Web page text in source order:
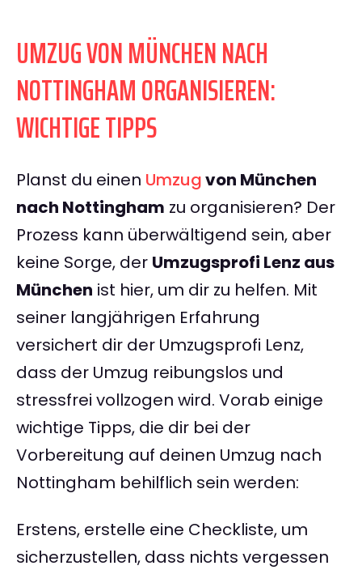
UMZUG VON MÜNCHEN NACH
NOTTINGHAM ORGANISIEREN:
WICHTIGE TIPPS
Planst du einen Umzugvon München
nach Nottingham zu organisieren? Der
Prozess kann überwältigend sein, aber
keine Sorge, der Umzugsprofi Lenz aus
München ist hier, um dir zu helfen. Mit
seiner langjährigen Erfahrung
versichert dir der Umzugsprofi Lenz,
dass der Umzug reibungslos und
stressfrei vollzogen wird. Vorab einige
wichtige Tipps, die dir bei der
Vorbereitung auf deinen Umzug nach
Nottingham behilflich sein werden:
Erstens, erstelle eine Checkliste, um
sicherzustellen, dass nichts vergessen